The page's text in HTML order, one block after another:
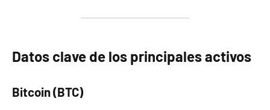
Datos clave de los principales activos
Bitcoin (BTC)